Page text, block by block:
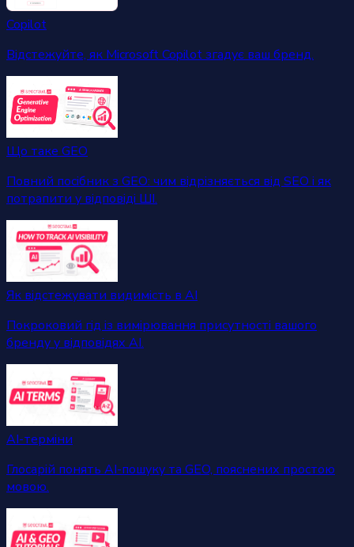
Copilot
Відстежуйте, як Microsoft Copilot згадує ваш бренд.
Що таке GEO
Повний посібник з GEO: чим відрізняється від SEO і як
потрапити у відповіді ШІ.
Як відстежувати видимість в AI
Покроковий гід із вимірювання присутності вашого
бренду у відповідях AI.
AI-терміни
Глосарій понять AI-пошуку та GEO, пояснених простою
мовою.